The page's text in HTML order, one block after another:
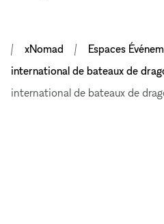
xNomad Espaces
international de bateaux de
international de bateaux de